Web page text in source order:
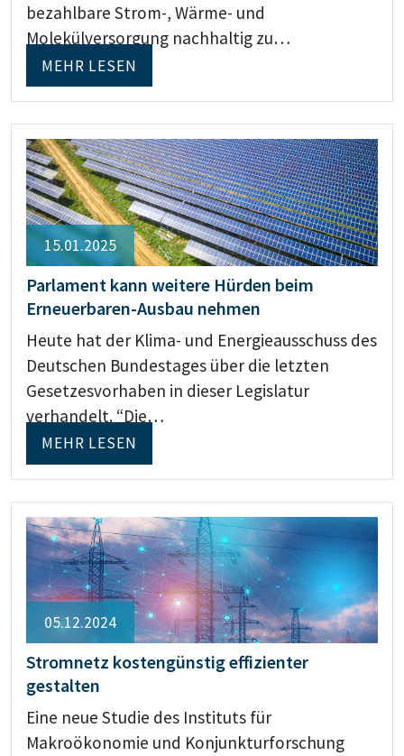
bezahlbare Strom-, Wärme- und
Molekülversorgung nachhaltig zu…
MEHR LESEN
15.01.2025
Parlament kann weitere Hürden beim
Erneuerbaren-Ausbau nehmen
Heute hat der Klima- und Energieausschuss des
Deutschen Bundestages über die letzten
Gesetzesvorhaben in dieser Legislatur
verhandelt. “Die…
MEHR LESEN
05.12.2024
Stromnetz kostengünstig effizienter
gestalten
Eine neue Studie des Instituts für
Makroökonomie und Konjunkturforschung